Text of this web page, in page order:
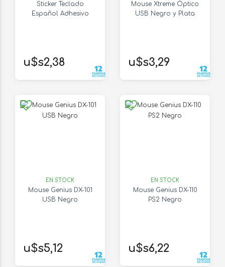
Sticker Teclado
Español Adhesivo
u$s2,38
Mouse Xtreme Óptico
USB Negro y Plata
u$s3,29
EN STOCK
Mouse Genius DX-101
USB Negro
u$s5,12
EN STOCK
Mouse Genius DX-110
PS2 Negro
u$s6,22